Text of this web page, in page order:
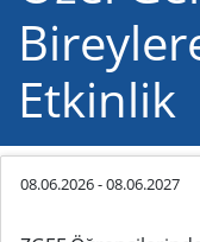
Etkinlik
08.06.2026-08.06.2027